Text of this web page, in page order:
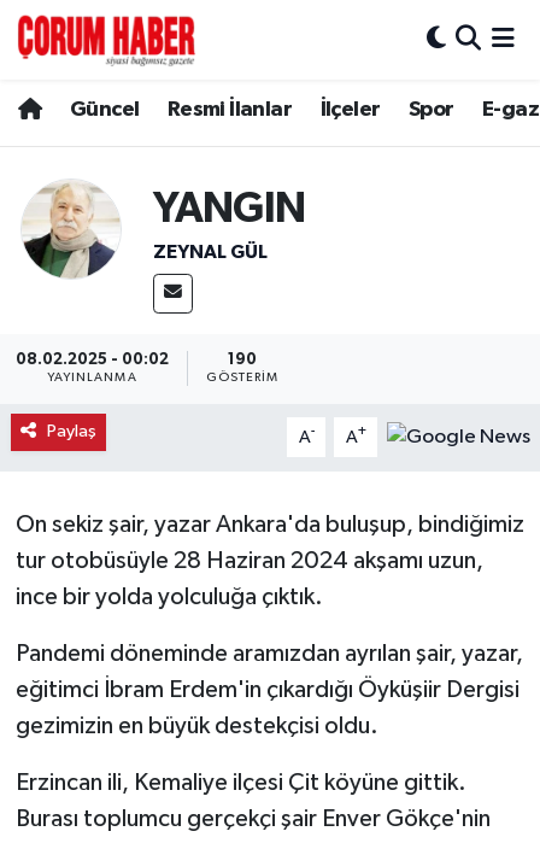
Güncel Resmi İlanlar İlçeler Spor E-
YANGIN
ZEYNAL GÜL
08.02.2025 - 00:02
YAYINLANMA
190
GÖSTERIM
Paylaş A- A+
On sekiz şair, yazar Ankara'da buluşup, bindiğimiz
tur otobüsüyle 28 Haziran 2024 akşamı uzun,
ince bir yolda yolculuğa çıktık.
Pandemi döneminde aramızdan ayrılan şair, yazar,
eğitimci İbram Erdem'in çıkardığı Öyküşiir Dergisi
gezimizin en büyük destekçisi oldu.
Erzincan ili, Kemaliye ilçesi Çit köyüne gittik.
Burası toplumcu gerçekçi şair Enver Gökçe'nin
Spor
Resmi İlanlar
Alaca
İskilip
Kargı
Laçin
Ortaköy
Hava Durumu
Çorum Namaz Vakitleri
Trafik Durumu
Haber Arşivi